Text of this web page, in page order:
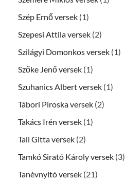
Szép Ernő versek (1)
Szepesi Attila versek (2)
Szilágyi Domonkos versek (1)
Szőke Jenő versek (1)
Szuhanics Albert versek (1)
Tábori Piroska versek (2)
Takács Irén versek (1)
Tali Gitta versek (2)
Tamkó Sirató Károly versek (3)
Tanévnyitó versek (21)